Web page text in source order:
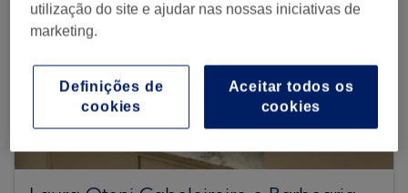
utilização do site e ajudar nas nossas iniciativas de
marketing.
Aceitar todos os
cookies
Definições de
cookies